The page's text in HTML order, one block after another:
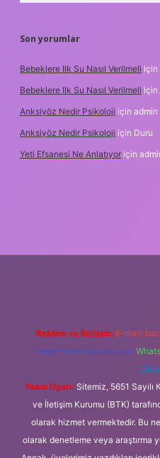
Son yorumlar
Bebeklere Ilk Su Nasıl Verilmeli için
Bebeklere Ilk Su Nasıl Verilmeli için
Anksiyöz Nedir Psikoloji için admin
Anksiyöz Nedir Psikoloji için Duru
Yeti Efsanesi Ne Anlatıyor için
Reklam ve İletişim: E-mail:
forumhizmeti@gmail.com
Yasal Uyarı: Sitemiz, 5651
ve İletişim Kurumu (BTK)
olarak hizmet vermektedir. Bu
olarak denetleme veya araştırma